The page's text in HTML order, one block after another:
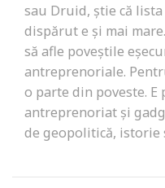
sau Druid, știe că
dispărut e și mai
să afle poveștile
antreprenoriale.
o parte din poveste.
antreprenoriat și
de geopolitică, istorie